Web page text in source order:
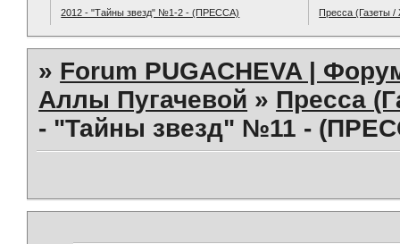
2012 - "Тайны звезд" №1-2 - (ПРЕССА) Пресса (Газеты
» Forum PUGACHEVA |
Аллы Пугачевой » Пресса
- "Тайны звезд" №11 -